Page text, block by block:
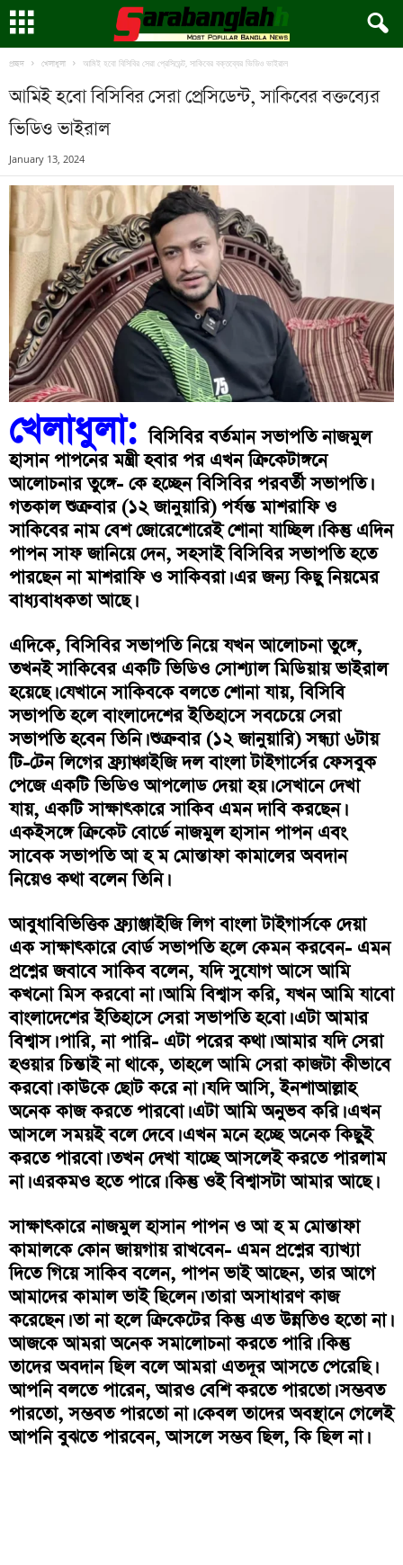
প্রচ্ছদ খেলাধুলা আমিই হবো বিসিবির সেরা প্রেসিডেন্ট, সাকিবের বক্তব্যের ভিডিও ভাইরাল
আমিই হবো বিসিবির সেরা প্রেসিডেন্ট, সাকিবের বক্তব্যের
ভিডিও ভাইরাল
January 13, 2024
খেলাধুলা: বিসিবির বর্তমান সভাপতি নাজমুল
হাসান পাপনের মন্ত্রী হবার পর এখন ক্রিকেটাঙ্গনে
আলোচনার তুঙ্গে- কে হচ্ছেন বিসিবির পরবর্তী সভাপতি।
গতকাল শুক্রবার (১২ জানুয়ারি) পর্যন্ত মাশরাফি ও
সাকিবের নাম বেশ জোরেশোরেই শোনা যাচ্ছিল। কিন্তু এদিন
পাপন সাফ জানিয়ে দেন, সহসাই বিসিবির সভাপতি হতে
পারছেন না মাশরাফি ও সাকিবরা। এর জন্য কিছু নিয়মের
বাধ্যবাধকতা আছে।
এদিকে, বিসিবির সভাপতি নিয়ে যখন আলোচনা তুঙ্গে,
তখনই সাকিবের একটি ভিডিও সোশ্যাল মিডিয়ায় ভাইরাল
হয়েছে। যেখানে সাকিবকে বলতে শোনা যায়, বিসিবি
সভাপতি হলে বাংলাদেশের ইতিহাসে সবচেয়ে সেরা
সভাপতি হবেন তিনি। শুক্রবার (১২ জানুয়ারি) সন্ধ্যা ৬টায়
টি-টেন লিগের ফ্র্যাঞ্চাইজি দল বাংলা টাইগার্সের ফেসবুক
পেজে একটি ভিডিও আপলোড দেয়া হয়। সেখানে দেখা
যায়, একটি সাক্ষাৎকারে সাকিব এমন দাবি করছেন।
একইসঙ্গে ক্রিকেট বোর্ডে নাজমুল হাসান পাপন এবং
সাবেক সভাপতি আ হ ম মোস্তাফা কামালের অবদান
নিয়েও কথা বলেন তিনি।
আবুধাবিভিত্তিক ফ্র্যাঞ্জাইজি লিগ বাংলা টাইগার্সকে দেয়া
এক সাক্ষাৎকারে বোর্ড সভাপতি হলে কেমন করবেন- এমন
প্রশ্নের জবাবে সাকিব বলেন, যদি সুযোগ আসে আমি
কখনো মিস করবো না। আমি বিশ্বাস করি, যখন আমি যাবো
বাংলাদেশের ইতিহাসে সেরা সভাপতি হবো। এটা আমার
বিশ্বাস। পারি, না পারি- এটা পরের কথা। আমার যদি সেরা
হওয়ার চিন্তাই না থাকে, তাহলে আমি সেরা কাজটা কীভাবে
করবো। কাউকে ছোট করে না। যদি আসি, ইনশাআল্লাহ
অনেক কাজ করতে পারবো। এটা আমি অনুভব করি। এখন
আসলে সময়ই বলে দেবে। এখন মনে হচ্ছে অনেক কিছুই
করতে পারবো। তখন দেখা যাচ্ছে আসলেই করতে পারলাম
না। এরকমও হতে পারে। কিন্তু ওই বিশ্বাসটা আমার আছে।
সাক্ষাৎকারে নাজমুল হাসান পাপন ও আ হ ম মোস্তাফা
কামালকে কোন জায়গায় রাখবেন- এমন প্রশ্নের ব্যাখ্যা
দিতে গিয়ে সাকিব বলেন, পাপন ভাই আছেন, তার আগে
আমাদের কামাল ভাই ছিলেন। তারা অসাধারণ কাজ
করেছেন। তা না হলে ক্রিকেটের কিন্তু এত উন্নতিও হতো না।
আজকে আমরা অনেক সমালোচনা করতে পারি। কিন্তু
তাদের অবদান ছিল বলে আমরা এতদূর আসতে পেরেছি।
আপনি বলতে পারেন, আরও বেশি করতে পারতো। সম্ভবত
পারতো, সম্ভবত পারতো না। কেবল তাদের অবস্থানে গেলেই
আপনি বুঝতে পারবেন, আসলে সম্ভব ছিল, কি ছিল না।